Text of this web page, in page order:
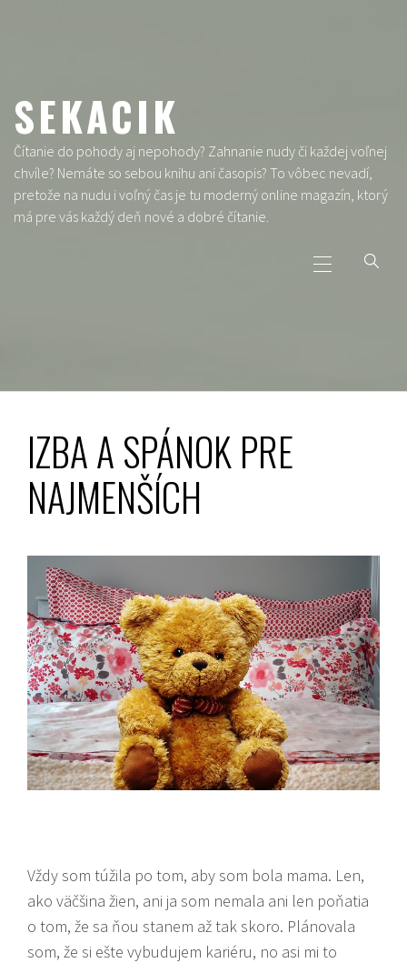
SEKACIK
Čítanie do pohody aj nepohody? Zahnanie nudy či každej voľnej
chvíle? Nemáte so sebou knihu ani časopis? To vôbec nevadí,
pretože na nudu i voľný čas je tu moderný online magazín, ktorý
má pre vás každý deň nové a dobré čítanie.
Menu
IZBA A SPÁNOK PRE
NAJMENŠÍCH
Vždy som túžila po tom, aby som bola mama. Len,
ako väčšina žien, ani ja som nemala ani len poňatia
o tom, že sa ňou stanem až tak skoro. Plánovala
som, že si ešte vybudujem kariéru, no asi mi to